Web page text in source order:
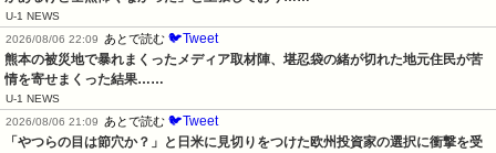
U-1 NEWS
2026/08/06 22:09 あとで読む 🐦Tweet
熊本の被災地で暴れまくったメディア取材陣、堪忍袋の緒が切れた地元住民が苦
情を寄せまくった結果……
U-1 NEWS
2026/08/06 21:09 あとで読む 🐦Tweet
「やつらの目は節穴か？」と日米に見切りをつけた欧州投資家の選択に衝撃を受